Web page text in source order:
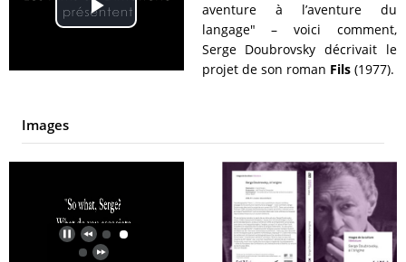
Play
Video
aventure à l’aventure du
langage" – voici comment,
Serge Doubrovsky décrivait le
projet de son roman Fils (1977).
Images